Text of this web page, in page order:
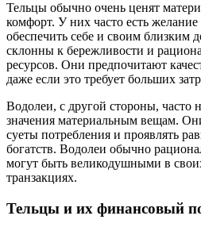
Тельцы обычно очень ценят
комфорт. У них часто есть желание
обеспечить себе и своим близким
склонны к бережливости и
ресурсов. Они предпочитают
даже если это требует больших
Водолеи, с другой стороны, часто
значения материальным вещам.
суеты потребления и проявлять
богатств. Водолеи обычно
могут быть великодушными в
транзакциях.
Тельцы и их финансовый